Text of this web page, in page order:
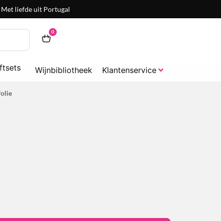
Met liefde uit Portugal
0
Wijnbibliotheek Klantenservice